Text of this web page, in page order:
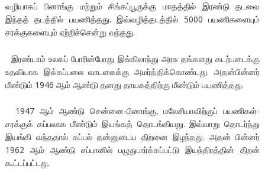
வழியாகப் பினாங்கு மற்றும் சிங்கப்பூருக்கு மாதத்தில் இரண்டு தடவை
இந்தத் தடத்தில் பயணித்தது. இவ்வழித்தடத்தில் 5000 பயணிகளையும்
சரக்குகளையும் ஏற்றிச்சென்று வந்தது.
இரண்டாம் உலகப் போரின்போது இங்கிலாந்து அரசு தங்களது கடற்படைக்கு
உதவியாக இக்கப்பலை வாடகைக்கு அமர்த்திக்கொண்டது. அதன்பின்னர்
மீண்டும் 1946 ஆம் ஆண்டு தனது தாயகத்திற்கு மீண்டும் பயணித்தது.
1947 ஆம் ஆண்டு சென்னை-பினாங்கு, மலேசியாவிற்குப் பயணிகள்-
சரக்குக் கப்பலாக மீண்டும் இயங்கத் தொடங்கியது. இவ்வாறு தொடர்ந்து
இயங்கி வந்ததால் கப்பல் தன்னுடைய திறனை இழந்தது. அதன் பின்னர்
1962 ஆம் ஆண்டு சப்பானில் பழுதுபார்க்கப்பட்டு இயந்திரத்தின் திறன்
கூட்டப்பட்டது.